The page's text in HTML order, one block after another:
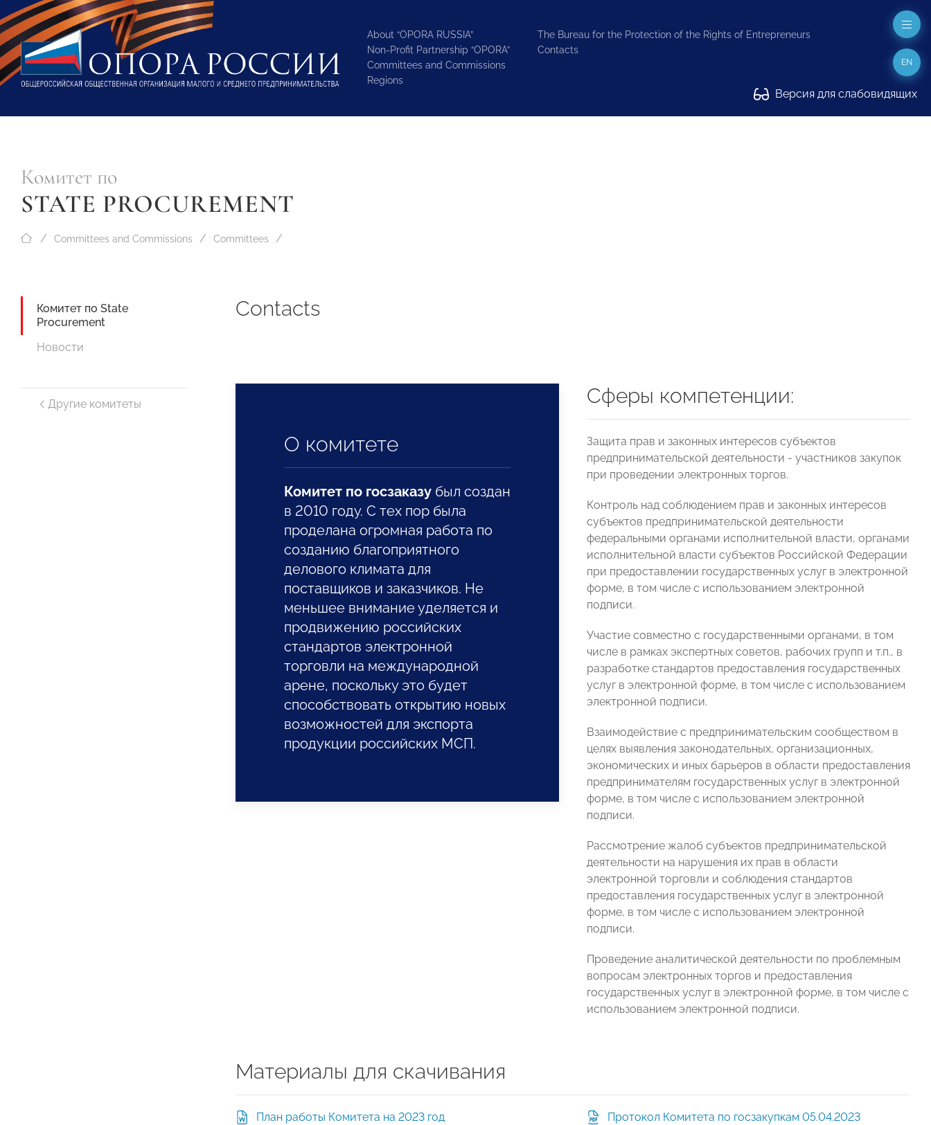
About “OPORA RUSSIA”
Non-Profit Partnership “OPORA”
Committees and Commissions
Regions
The Bureau for the Protection of the Rights of Entrepreneurs
Contacts
Версия для слабовидящих
EN
Комитет по
STATE PROCUREMENT
Committees and Commissions Committees
Комитет по State
Procurement
Новости
Другие комитеты
Contacts
О комитете
Комитет по госзаказу был создан
в 2010 году. С тех пор была
проделана огромная работа по
созданию благоприятного
делового климата для
поставщиков и заказчиков. Не
меньшее внимание уделяется и
продвижению российских
стандартов электронной
торговли на международной
арене, поскольку это будет
способствовать открытию новых
возможностей для экспорта
продукции российских МСП.
Сферы компетенции:
Защита прав и законных интересов субъектов
предпринимательской деятельности - участников закупок
при проведении электронных торгов.
Контроль над соблюдением прав и законных интересов
субъектов предпринимательской деятельности
федеральными органами исполнительной власти, органами
исполнительной власти субъектов Российской Федерации
при предоставлении государственных услуг в электронной
форме, в том числе с использованием электронной
подписи.
Участие совместно с государственными органами, в том
числе в рамках экспертных советов, рабочих групп и т.п., в
разработке стандартов предоставления государственных
услуг в электронной форме, в том числе с использованием
электронной подписи.
Взаимодействие с предпринимательским сообществом в
целях выявления законодательных, организационных,
экономических и иных барьеров в области предоставления
предпринимателям государственных услуг в электронной
форме, в том числе с использованием электронной
подписи.
Рассмотрение жалоб субъектов предпринимательской
деятельности на нарушения их прав в области
электронной торговли и соблюдения стандартов
предоставления государственных услуг в электронной
форме, в том числе с использованием электронной
подписи.
Проведение аналитической деятельности по проблемным
вопросам электронных торгов и предоставления
государственных услуг в электронной форме, в том числе с
использованием электронной подписи.
Материалы для скачивания
План работы Комитета на 2023 год Протокол Комитета по госзакупкам 05.04.2023